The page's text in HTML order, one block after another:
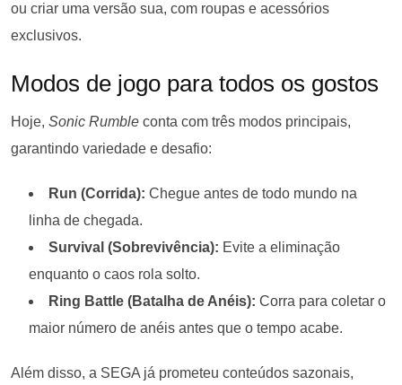
ou criar uma versão sua, com roupas e acessórios
exclusivos.
Modos de jogo para todos os gostos
Hoje, Sonic Rumble conta com três modos principais,
garantindo variedade e desafio:
Run (Corrida): Chegue antes de todo mundo na
linha de chegada.
Survival (Sobrevivência): Evite a eliminação
enquanto o caos rola solto.
Ring Battle (Batalha de Anéis): Corra para coletar o
maior número de anéis antes que o tempo acabe.
Além disso, a SEGA já prometeu conteúdos sazonais,